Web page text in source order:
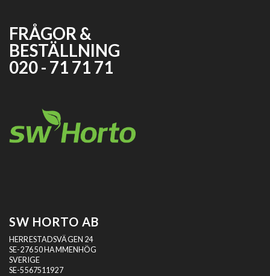
FRÅGOR &
BESTÄLLNING
020 - 71 71 71
SW HORTO AB
HERRESTADSVÄGEN 24
SE-276 50 HAMMENHÖG
SVERIGE
SE-5567511927